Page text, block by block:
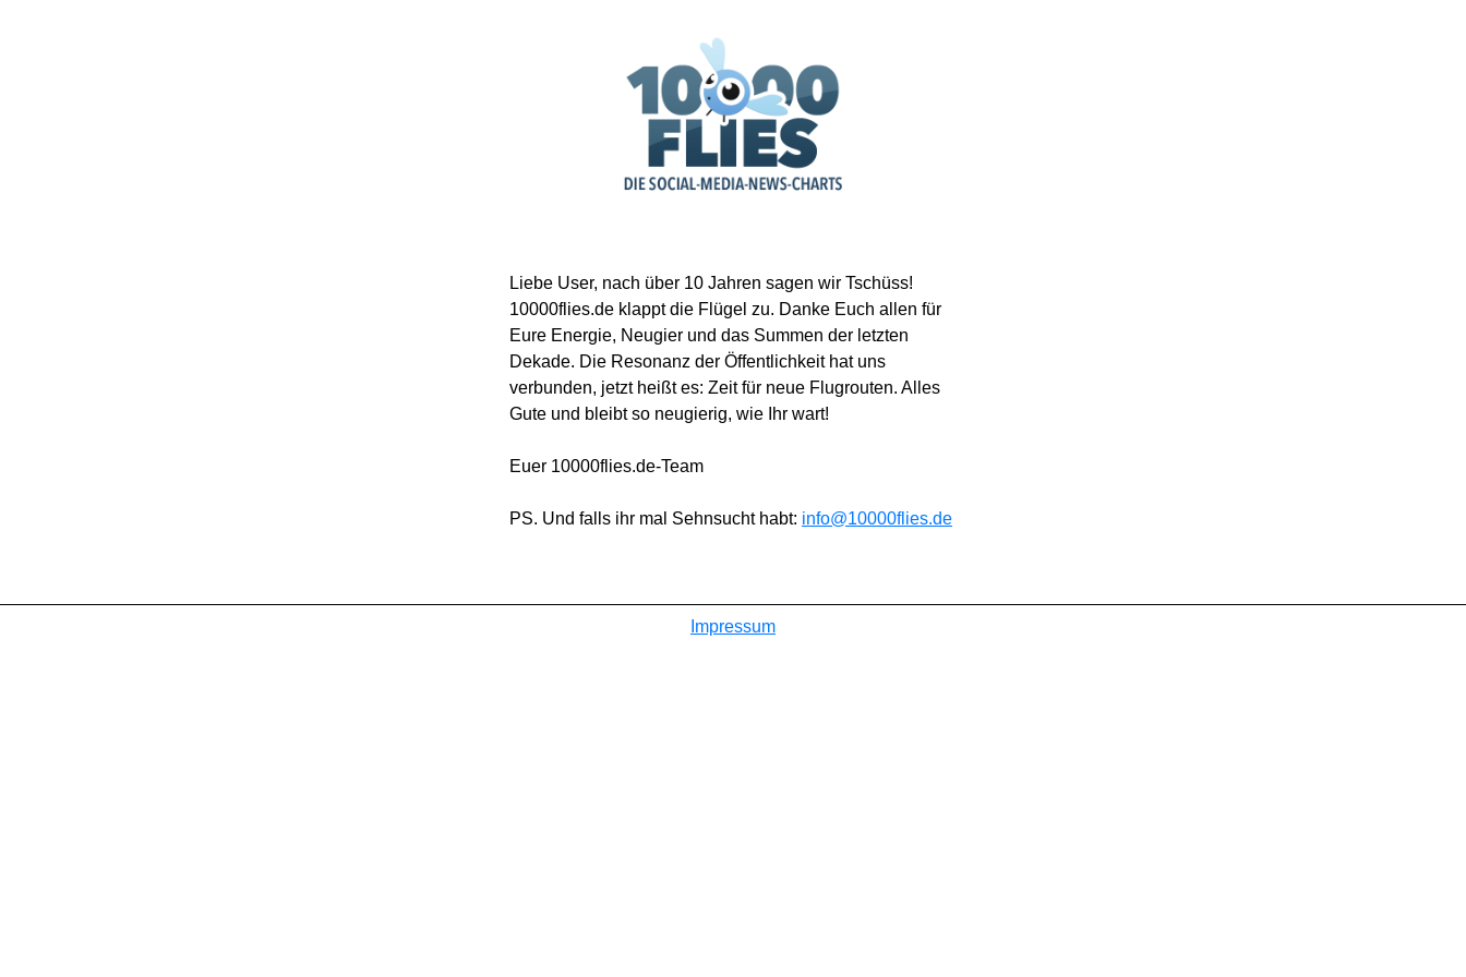
Liebe User, nach über 10 Jahren sagen wir Tschüss!
10000flies.de klappt die Flügel zu. Danke Euch allen für
Eure Energie, Neugier und das Summen der letzten
Dekade. Die Resonanz der Öffentlichkeit hat uns
verbunden, jetzt heißt es: Zeit für neue Flugrouten. Alles
Gute und bleibt so neugierig, wie Ihr wart!
Euer 10000flies.de-Team
PS. Und falls ihr mal Sehnsucht habt: info@10000flies.de
Impressum